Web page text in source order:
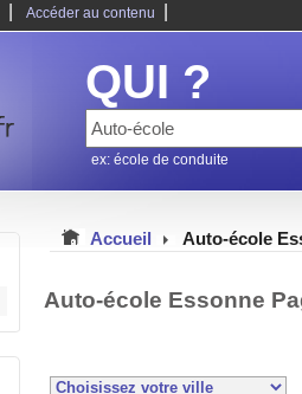
Accéder au contenu
QUI ?
ex: école de conduite
Accueil Auto-école
Auto-école Essonne